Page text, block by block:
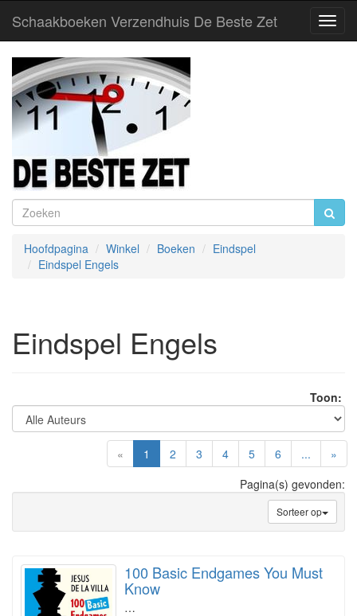
Schaakboeken Verzendhuis De Beste Zet
Hoofdpagina Winkel Boeken
Eindspel
Eindspel Engels
Eindspel Engels
Toon:
« 1 (current)
2 3 4 5 6 ...
»
Pagina(s) gevonden:
Sorteer op
100 Basic Endgames You Must
Know
…